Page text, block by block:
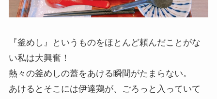
『釜めし』というものをほとんど頼んだことがな
い私は大興奮！
熱々の釜めしの蓋をあける瞬間がたまらない。
あけるとそこには伊達鶏が、ごろっと入っていて